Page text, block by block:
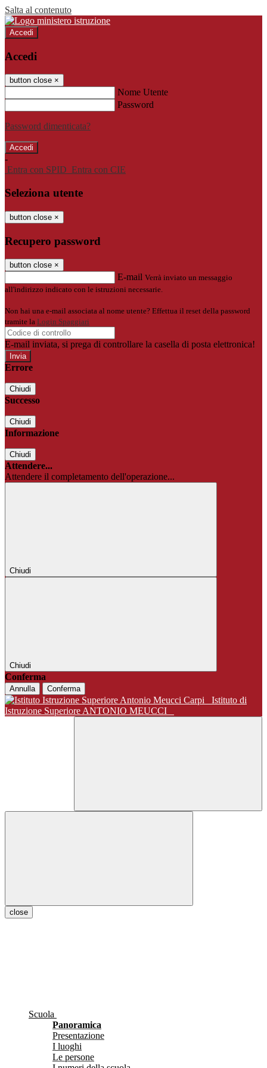
Salta al contenuto
Accedi
Accedi
button close ×
Nome Utente
Password
Password dimenticata?
-
Entra con SPID Entra con CIE
Seleziona utente
button close ×
Recupero password
button close ×
E-mail Verrà inviato un messaggio
all'indirizzo indicato con le istruzioni necessarie.
Non hai una e-mail associata al nome utente? Effettua il reset della password
tramite la Login Spaggiari
E-mail inviata, si prega di controllare la casella di posta elettronica!
Errore
Chiudi
Successo
Chiudi
Informazione
Chiudi
Attendere...
Attendere il completamento dell'operazione...
Chiudi
Chiudi
Conferma
Annulla Conferma
Istituto di
Istruzione Superiore ANTONIO MEUCCI
close
Scuola
Panoramica
Presentazione
I luoghi
Le persone